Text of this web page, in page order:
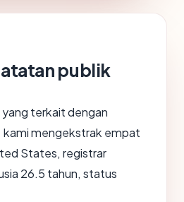
publik
terkait dengan
, kami mengekstrak empat
States, registrar
26.5 tahun, status